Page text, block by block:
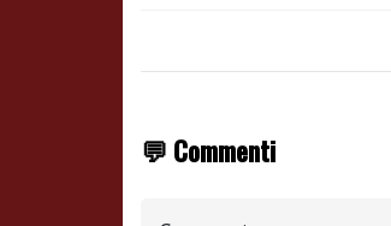
💬 Commenti